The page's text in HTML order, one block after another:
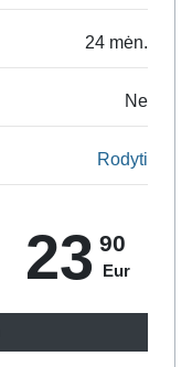
24 mėn.
Ne
Rodyti
23 90
Eur